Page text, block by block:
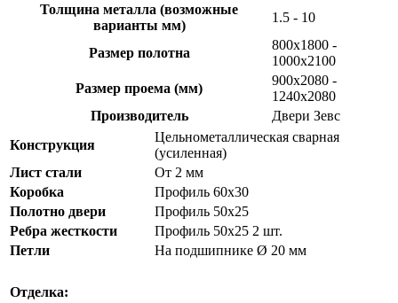
Толщина металла (возможные
варианты мм)
1.5 - 10
Размер полотна
800x1800 -
1000x2100
Размер проема (мм)
900х2080 -
1240х2080
Производитель
Двери Зевс
Конструкция
Цельнометаллическая сварная
(усиленная)
Лист стали
От 2 мм
Коробка
Профиль 60х30
Полотно двери
Профиль 50х25
Ребра жесткости
Профиль 50х25 2 шт.
Петли
На подшипнике Ø 20 мм
Отделка: